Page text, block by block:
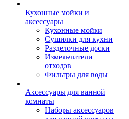
Кухонные мойки и
аксессуары
Кухонные мойки
Сушилки для кухни
Разделочные доски
Измельчители
отходов
Фильтры для воды
Аксессуары для ванной
комнаты
Наборы аксессуаров